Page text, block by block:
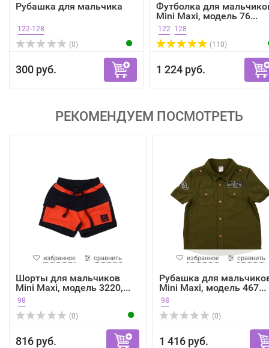
Рубашка для мальчика
122-128
(0)
300 руб.
Футболка для
Mini Maxi, модель 76...
122 128
(110)
1 224 руб.
РЕКОМЕНДУЕМ ПОСМОТРЕТЬ
избранное сравнить
Шорты для мальчиков
Mini Maxi, модель 3220,...
98
(0)
816 руб.
избранное сравнить
Рубашка для
Mini Maxi, модель 467...
98
(0)
1 416 руб.